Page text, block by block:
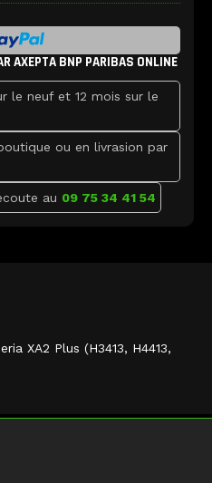
AXEPTA BNP PARIBAS ONLINE
le neuf et 12 mois sur le
ou en livrasion par
au 09 75 34 41 54
XA2 Plus (H3413, H4413,